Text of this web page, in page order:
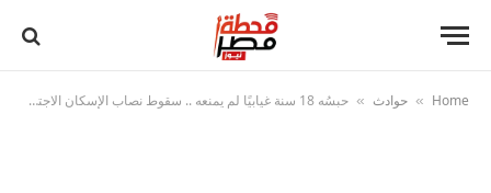
Home
» حوادث » حبسُه 18 سنة غيابيًا لم يمنعه .. سقوط نصاب الإسكان الاجتماعي بالإسكندرية